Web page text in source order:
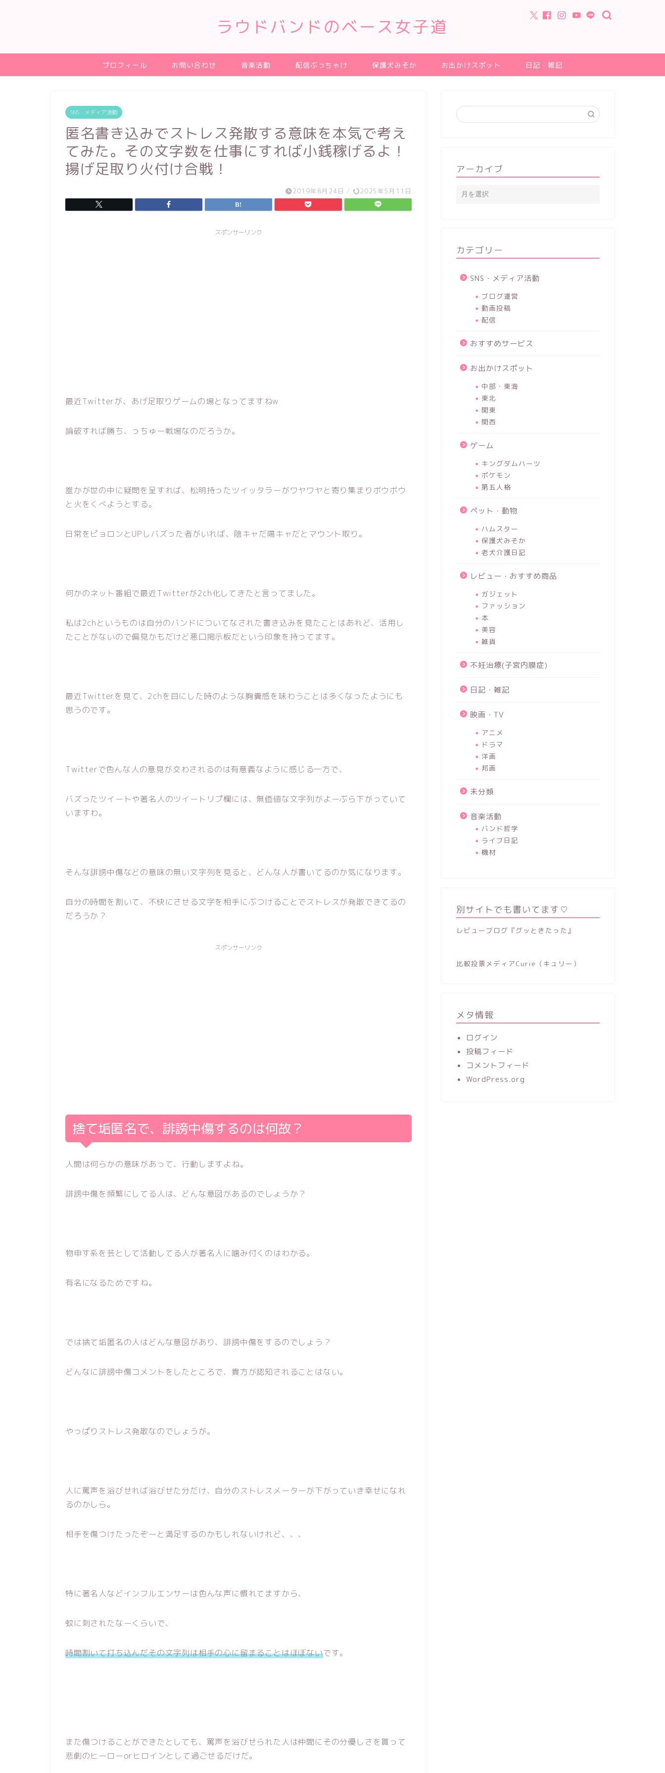
ラウドバンドのベース女子道
プロフィール お問い合わせ 音楽活動 配信ぶっちゃけ 保護犬みそか お出かけスポット 日記・雑記
SNS・メディア活動
匿名書き込みでストレス発散する意味を本気で考え
てみた。その文字数を仕事にすれば小銭稼げるよ！
揚げ足取り火付け合戦！
2019年8月24日 / 2025年5月11日
スポンサーリンク
最近Twitterが、あげ足取りゲームの場となってますねw
論破すれば勝ち、っちゅー戦場なのだろうか。
誰かが世の中に疑問を呈すれば、松明持ったツイッタラーがワヤワヤと寄り集まりボウボウ
と火をくべようとする。
日常をピョロンとUPしバズった者がいれば、陰キャだ陽キャだとマウント取り。
何かのネット番組で最近Twitterが2ch化してきたと言ってました。
私は2chというものは自分のバンドについてなされた書き込みを見たことはあれど、活用し
たことがないので偏見かもだけど悪口掲示板だという印象を持ってます。
最近Twitterを見て、2chを目にした時のような胸糞感を味わうことは多くなったようにも
思うのです。
Twitterで色んな人の意見が交わされるのは有意義なように感じる一方で、
バズったツイートや著名人のツイートリプ欄には、無価値な文字列がよーぶら下がっていて
いますわ。
そんな誹謗中傷などの意味の無い文字列を見ると、どんな人が書いてるのか気になります。
自分の時間を割いて、不快にさせる文字を相手にぶつけることでストレスが発散できてるの
だろうか？
スポンサーリンク
捨て垢匿名で、誹謗中傷するのは何故？
人間は何らかの意味があって、行動しますよね。
誹謗中傷を頻繁にしてる人は、どんな意図があるのでしょうか？
物申す系を芸として活動してる人が著名人に噛み付くのはわかる。
有名になるためですね。
では捨て垢匿名の人はどんな意図があり、誹謗中傷をするのでしょう？
どんなに誹謗中傷コメントをしたところで、貴方が認知されることはない。
やっぱりストレス発散なのでしょうが。
人に罵声を浴びせれば浴びせた分だけ、自分のストレスメーターが下がっていき幸せになれ
るのかしら。
相手を傷つけたったぞーと満足するのかもしれないけれど、、、
特に著名人などインフルエンサーは色んな声に慣れてますから、
蚊に刺されたなーくらいで、
時間割いて打ち込んだその文字列は相手の心に留まることはほぼないです。
また傷つけることができたとしても、罵声を浴びせられた人は仲間にその分優しさを貰って
悲劇のヒーローorヒロインとして過ごせるだけだ。
アーカイブ
カテゴリー
SNS・メディア活動
ブログ運営
動画投稿
配信
おすすめサービス
お出かけスポット
中部・東海
東北
関東
関西
ゲーム
キングダムハーツ
ポケモン
第五人格
ペット・動物
ハムスター
保護犬みそか
老犬介護日記
レビュー・おすすめ商品
ガジェット
ファッション
本
美容
雑貨
不妊治療(子宮内膜症)
日記・雑記
映画・TV
アニメ
ドラマ
洋画
邦画
未分類
音楽活動
バンド哲学
ライブ日記
機材
別サイトでも書いてます♡
レビューブログ『グッときたった』
比較投票メディアCurie（キュリー）
メタ情報
ログイン
投稿フィード
コメントフィード
WordPress.org